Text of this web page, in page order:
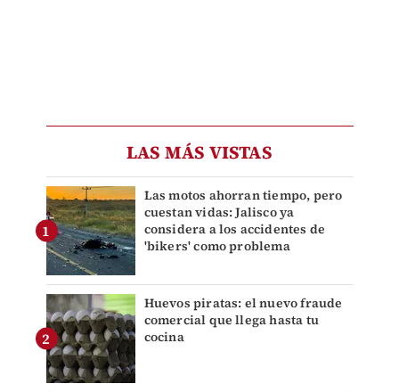
LAS MÁS VISTAS
Las motos ahorran tiempo, pero
cuestan vidas: Jalisco ya
considera a los accidentes de
'bikers' como problema
Huevos piratas: el nuevo fraude
comercial que llega hasta tu
cocina